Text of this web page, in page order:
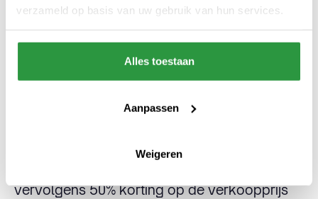
verzameld op basis van uw gebruik van hun services.
Alles toestaan
Aanpassen
Weigeren
Dit unieke concept is zeker de moeite waard
als je in Rotterdam Centrum bent. Bij The
Swapshop lever je namelijk jouw eerdere
favoriete kleding, schoenen en accessoires
in. In ruil hiervoor krijg jij swaps (punten) op
beter de kwaliteit van het item, hoe meer
vervolgens 50% korting op de verkoopprijs